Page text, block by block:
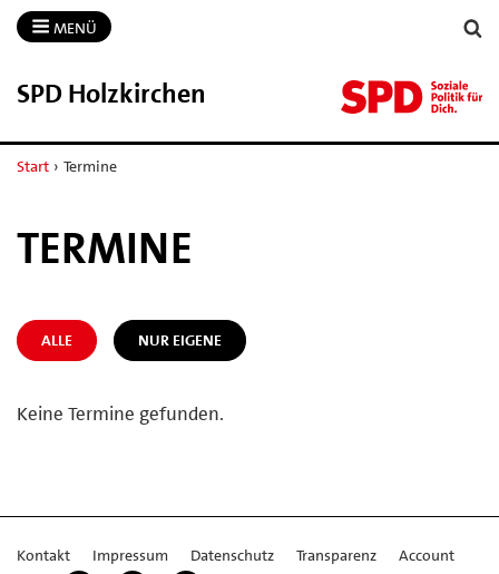
MENÜ
SPD Holzkirchen
Start › Termine
TERMINE
ALLE NUR EIGENE
Keine Termine gefunden.
Kontakt Impressum Datenschutz Transparenz
Account